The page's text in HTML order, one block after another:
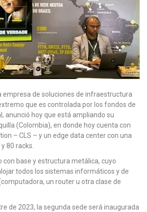
empresa de soluciones de infraestructura
que es controlada por los fondos de
anunció hoy que está ampliando su
(Colombia), en donde hoy cuenta con
– CLS – y un edge data center con una
80 racks.
con base y estructura metálica, cuyo
todos los sistemas informáticos y de
un router u otra clase de
de 2023, la segunda sede será inaugurada